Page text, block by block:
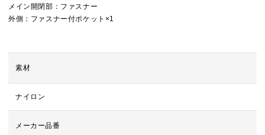
メイン開閉部：ファスナー
外側：ファスナー付ポケット×1
素材
ナイロン
メーカー品番